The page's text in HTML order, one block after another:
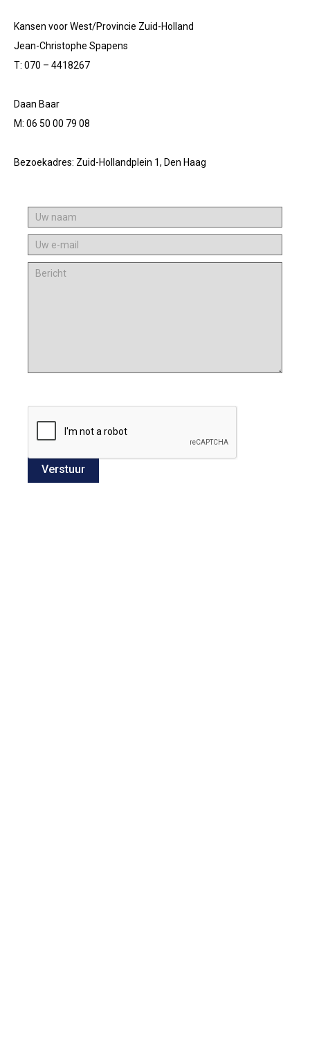
Kansen voor West/Provincie Zuid-Holland
Jean-Christophe Spapens
T: 070 – 4418267
Daan Baar
M: 06 50 00 79 08
Bezoekadres: Zuid-Hollandplein 1, Den Haag
Verstuur